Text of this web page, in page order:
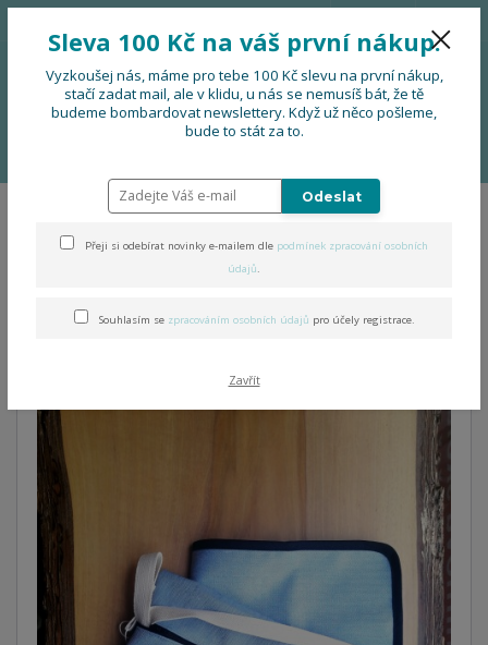
Menu
0 Kč
Dárková pastelová sada -
taška, podsedák, mini
peněženka
Sleva 100 Kč na váš první nákup.
Vyzkoušej nás, máme pro tebe 100 Kč slevu na první nákup,
stačí zadat mail, ale v klidu, u nás se nemusíš bát, že tě
budeme bombardovat newslettery. Když už něco pošleme,
bude to stát za to.
Odeslat
Přeji si odebírat novinky e-mailem dle podmínek zpracování osobních
údajů.
Souhlasím se zpracováním osobních údajů pro účely registrace.
Zavřít